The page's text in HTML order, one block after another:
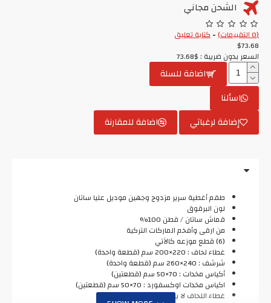
الشحن مجاني
(0 التقييمات) -كتابة تعليق
$73.68
السعر بدون ضريبة : $73.68
اضافة للسلة
اسألنا
إضافة لرغباتي
اضافة للمقارنة
طقم أغطية سرير مزدوج وجهين موديل عليا ساتان
لون البرقوق
قماش ساتان / قطن 100%
من ارقى وأفخم الماركات التركية
(6) قطع موزعه كالآتي
غطاء لحاف : 220×200 سم (قطعة واحدة)
شرشف : 240×260 سم (قطعة واحدة)
أكياس مخدات : 70×50 سم (قطعتين)
اكياس مخدات اوكسفورد : 70×50 سم (قطعتين)
غطاء اللحاف لا يحتوي على حشوة